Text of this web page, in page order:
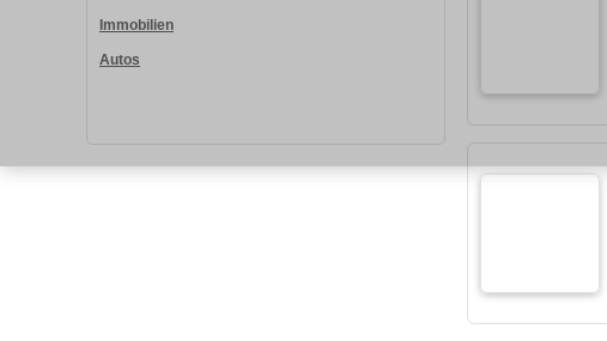
Immobilien
Autos